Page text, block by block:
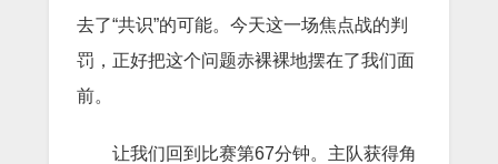
去了“共识”的可能。今天这一场焦点战的判
罚，正好把这个问题赤裸裸地摆在了我们面
前。
让我们回到比赛第67分钟。主队获得角